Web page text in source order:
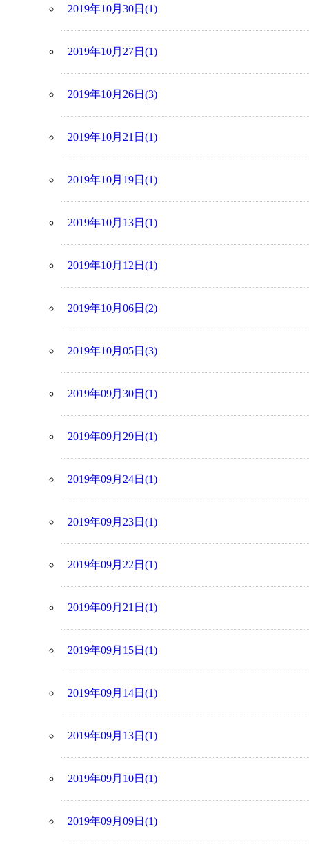
2019年10月30日(1)
2019年10月27日(1)
2019年10月26日(3)
2019年10月21日(1)
2019年10月19日(1)
2019年10月13日(1)
2019年10月12日(1)
2019年10月06日(2)
2019年10月05日(3)
2019年09月30日(1)
2019年09月29日(1)
2019年09月24日(1)
2019年09月23日(1)
2019年09月22日(1)
2019年09月21日(1)
2019年09月15日(1)
2019年09月14日(1)
2019年09月13日(1)
2019年09月10日(1)
2019年09月09日(1)